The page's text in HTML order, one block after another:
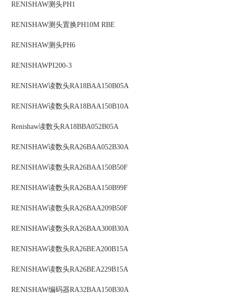
RENISHAW测头PH1
RENISHAW测头置换PH10M RBE
RENISHAW测头PH6
RENISHAWPI200-3
RENISHAW读数头RA18BAA150B05A
RENISHAW读数头RA18BAA150B10A
Renishaw读数头RA18BBA052B05A
RENISHAW读数头RA26BAA052B30A
RENISHAW读数头RA26BAA150B50F
RENISHAW读数头RA26BAA150B99F
RENISHAW读数头RA26BAA209B50F
RENISHAW读数头RA26BAA300B30A
RENISHAW读数头RA26BEA200B15A
RENISHAW读数头RA26BEA229B15A
RENISHAW编码器RA32BAA150B30A